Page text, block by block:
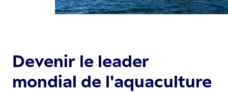
Devenir le leader
mondial de l'aquaculture